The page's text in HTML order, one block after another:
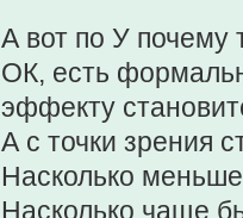
А вот по У почему
ОК, есть
эффекту
А с точки зрения
Насколько
Насколько чаще